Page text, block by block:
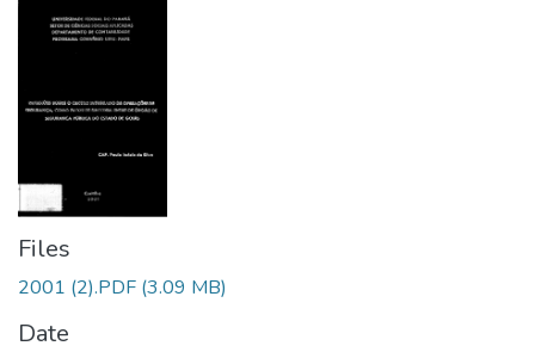
Files
2001 (2).PDF (3.09 MB)
Date